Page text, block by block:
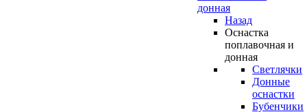
донная
Назад
Оснастка
поплавочная и
донная
Светлячки
Донные
оснастки
Бубенчики